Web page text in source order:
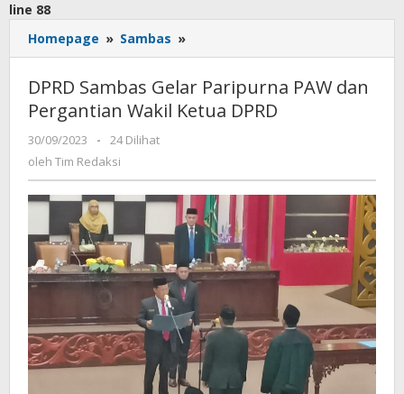
line 88
Homepage » Sambas »
Sambas
Paripurna
PAW
DPRD
DPRD Sambas Gelar Paripurna PAW dan
Pergantian Wakil Ketua DPRD
30/09/2023
oleh
Tim
-
24 Dilihat
oleh Tim Redaksi